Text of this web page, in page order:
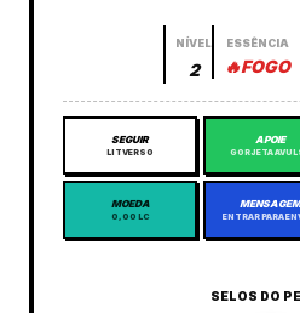
NÍVEL
2
ESSÊNCIA
🔥FOGO
SEGUIR
LITVERSO
APOIE
GORJETA
MOEDA
0,00 LC ENTRAR PARA
SELOS DO